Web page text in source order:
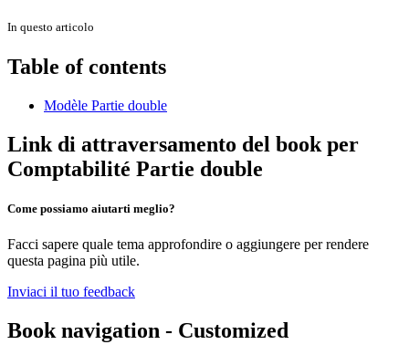
In questo articolo
Table of contents
Modèle Partie double
Link di attraversamento del book per
Comptabilité Partie double
Come possiamo aiutarti meglio?
Facci sapere quale tema approfondire o aggiungere per rendere
questa pagina più utile.
Inviaci il tuo feedback
Book navigation - Customized